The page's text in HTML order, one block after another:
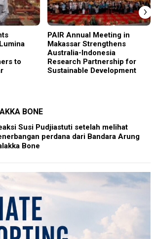
to
PAIR Annual Meeting in
Makassar Strengthens
Australia-Indonesia
Research Partnership for
Sustainable Development
›
BONE
Susi Pudjiastuti setelah melihat
perdana dari Bandara Arung
Bone